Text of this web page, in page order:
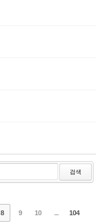
검색
8 9 10 ... 104